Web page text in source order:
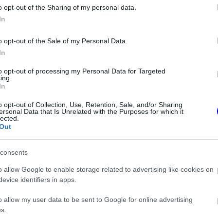
opt-out of the Sharing of my personal data.
opt-out of the Sale of my Personal Data.
opt-out of processing my Personal Data for Targeted
opt-out of Collection, Use, Retention, Sale, and/or Sharing
Data that Is Unrelated with the Purposes for which it
allow Google to enable storage related to advertising like cookies on
identifiers in apps.
allow my user data to be sent to Google for online advertising
mail alapú rendszerre.
is.
miatt
fejlesztési rohamot indít az Aston Martin